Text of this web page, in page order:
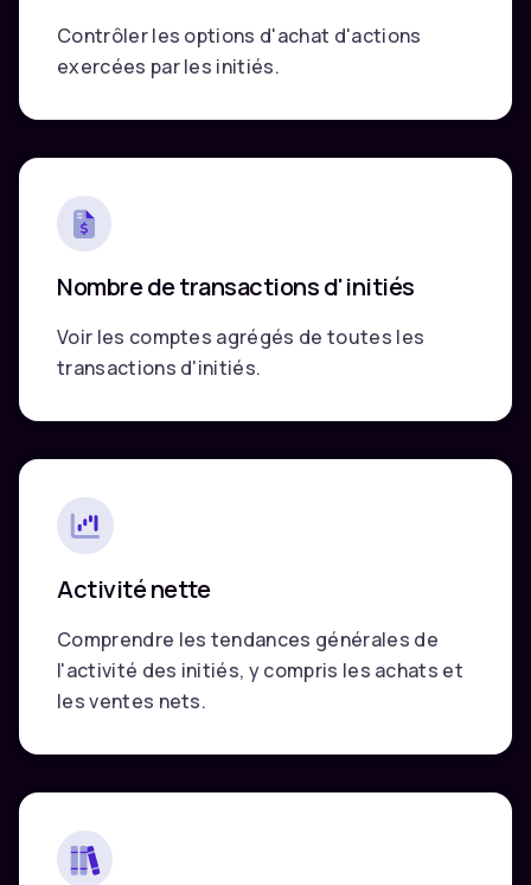
Contrôler les options d'achat d'actions
exercées par les initiés.
Nombre de transactions d'initiés
Voir les comptes agrégés de toutes les
transactions d'initiés.
Activité nette
Comprendre les tendances générales de
l'activité des initiés, y compris les achats et
les ventes nets.